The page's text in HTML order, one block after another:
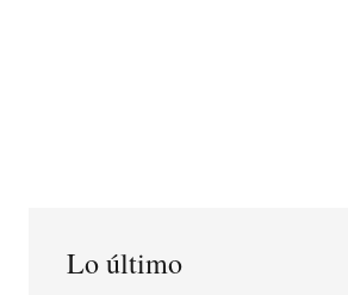
Lo último